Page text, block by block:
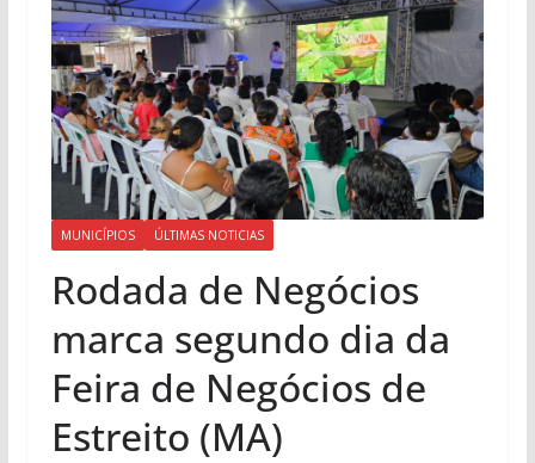
MUNICÍPIOS ÚLTIMAS NOTICIAS
Rodada de Negócios
marca segundo dia da
Feira de Negócios de
Estreito (MA)